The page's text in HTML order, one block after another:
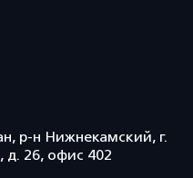
р-н Нижнекамский, г.
д. 26, офис 402